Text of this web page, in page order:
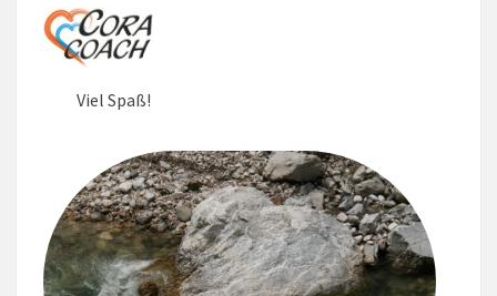
Viel Spaß!